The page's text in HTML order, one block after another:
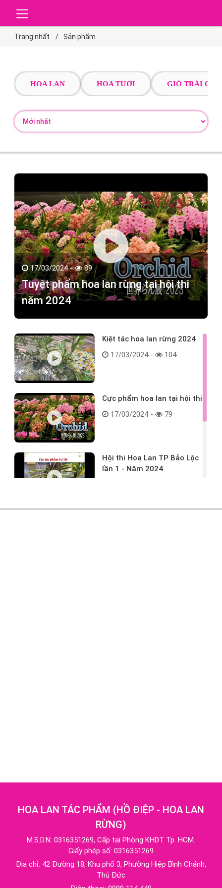
Trang nhất Sản phẩm
HOA LAN HOA TƯƠI GIỎ TRÁI CÂY
17/03/2024 - 89
Tuyệt phẩm hoa lan rừng tại hội thi
năm 2024
Kiệt tác hoa lan rừng 2024
17/03/2024 -
104
Cực phẩm hoa lan tại hội thi
17/03/2024 -
79
Hội thi Hoa Lan TP Bảo Lộc
lần 1 - Năm 2024
HOA LAN TÁC PHẨM (HỒ ĐIỆP - HOA LAN
RỪNG)
M.S.D.N: 0316351269, Cấp tại Phòng KHDT Tp. HCM.
Giấy phép số: 0316351269
Địa chỉ: 42 Đường 18, Khu phố 3, Phường Hiệp Bình Chánh,
Thủ Đức